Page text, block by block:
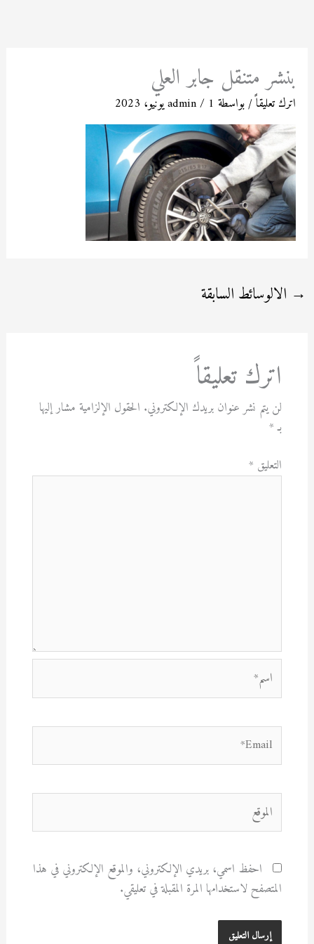
بنشر متنقل جابر العلي
اترك تعليقاً/ بواسطة admin/ 1 يونيو، 2023
→ الالوسائط السابقة
اترك تعليقاً
لن يتم نشر عنوان بريدك الإلكتروني. الحقول الإلزامية مشار إليها
بـ*
التعليق *
اسم*
Email*
الموقع
احفظ اسمي، بريدي الإلكتروني، والموقع الإلكتروني في هذا
المتصفح لاستخدامها المرة المقبلة في تعليقي.